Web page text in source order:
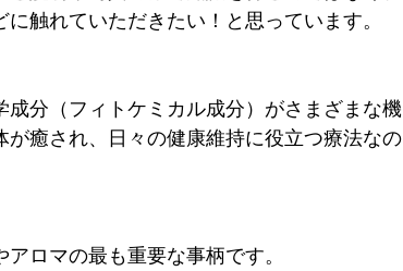
触れていただきたい！と思っています。
分（フィトケミカル成分）がさまざまな機
癒され、日々の健康維持に役立つ療法なの
ロマの最も重要な事柄です。